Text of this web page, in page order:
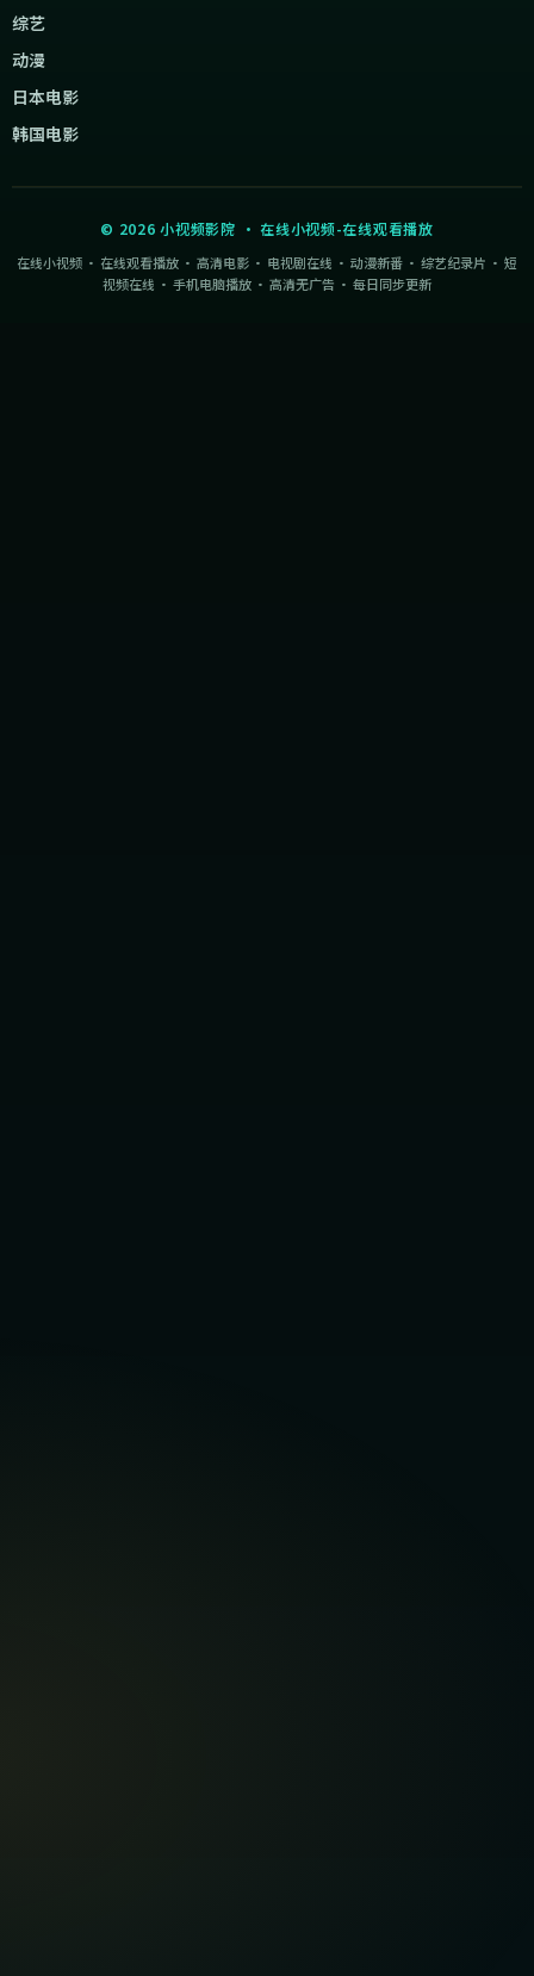
综艺
动漫
日本电影
韩国电影
© 2026 小视频影院 ·在线小视频-在线观看播放
在线小视频 · 在线观看播放 · 高清电影 · 电视剧在线 · 动漫新番 · 综艺纪录片 · 短
视频在线 · 手机电脑播放 · 高清无广告 · 每日同步更新